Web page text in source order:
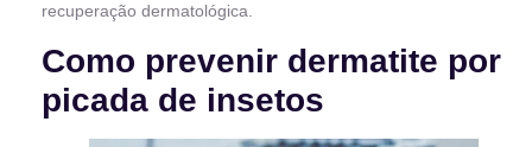
recuperação dermatológica.
Como prevenir dermatite por
picada de insetos